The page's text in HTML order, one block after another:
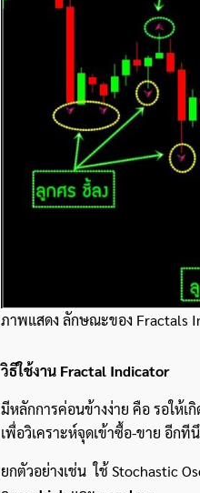
ภาพแสดง ลักษณะของ Fractals
วิธีใช้งาน Fractal Indicator
มีหลักการค่อนข้างง่าย คือ รอให้
เพื่อวิเคราะห์จุดเข้าซื้อ-ขาย อีกที
ยกตัวอย่างเช่น ใช้ Stochastic